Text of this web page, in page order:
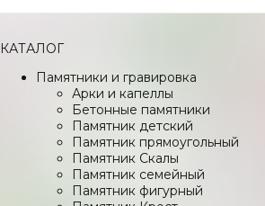
КАТАЛОГ
Памятники и гравировка
Арки и капеллы
Бетонные памятники
Памятник детский
Памятник прямоугольный
Памятник Скалы
Памятник семейный
Памятник фигурный